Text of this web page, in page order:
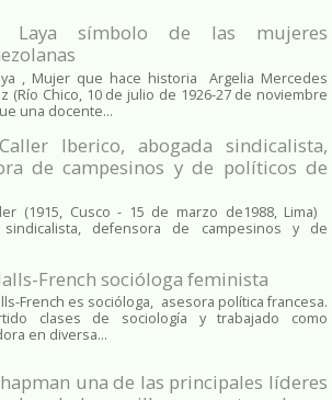
Laya símbolo de las mujeres
, Mujer que hace historia Argelia Mercedes
(Río Chico, 10 de julio de 1926-27 de noviembre
una docente...
Iberico, abogada sindicalista,
de campesinos y de políticos de
(1915, Cusco - 15 de marzo de1988, Lima)
sindicalista, defensora de campesinos y de
French socióloga feminista
French es socióloga, asesora política francesa.
clases de sociología y trabajado como
en diversa...
una de las principales líderes